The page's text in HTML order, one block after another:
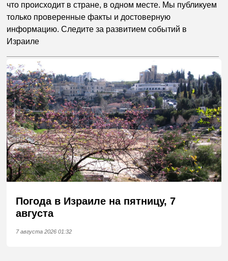
что происходит в стране, в одном месте. Мы публикуем
только проверенные факты и достоверную
информацию. Следите за развитием событий в
Израиле
Погода в Израиле на пятницу, 7
августа
7 августа 2026 01:32